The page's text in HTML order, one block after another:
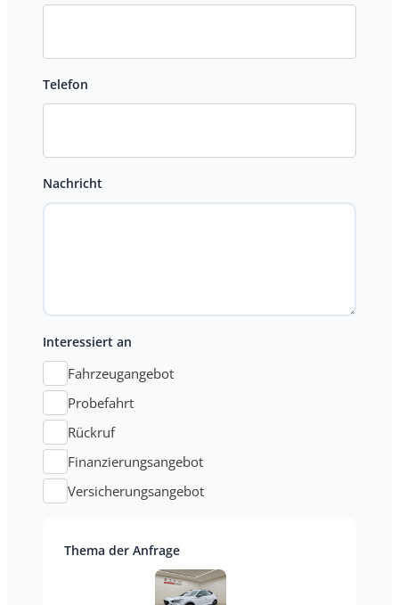
Telefon
Nachricht
Interessiert an
Fahrzeugangebot
Probefahrt
Rückruf
Finanzierungsangebot
Versicherungsangebot
Thema der Anfrage